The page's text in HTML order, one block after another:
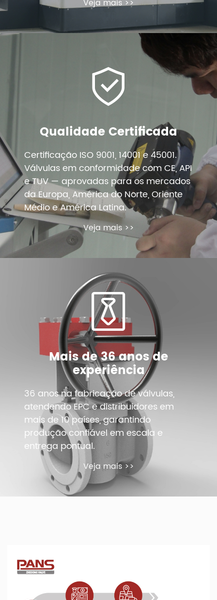
Veja mais >>
Qualidade Certificada
Certificação ISO 9001, 14001 e 45001.
Válvulas em conformidade com CE, API
e TUV — aprovadas para os mercados
da Europa, América do Norte, Oriente
Médio e América Latina.
Veja mais >>
Mais de 36 anos de
experiência
36 anos na fabricação de válvulas,
atendendo EPC e distribuidores em
mais de 10 países, garantindo
produção confiável em escala e
entrega pontual.
Veja mais >>